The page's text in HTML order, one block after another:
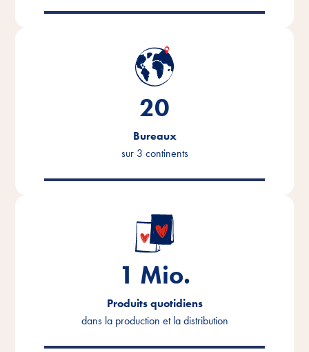
20
Bureaux
sur 3 continents
1.2Mio.
Produits quotidiens
dans la production et la distribution